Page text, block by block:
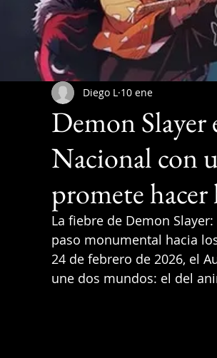
Demon
Nacional con
promete
Diego L 10 ene
La fiebre de Demon
paso monumental hacia
24 de febrero de 2026, el
une dos mundos: el del